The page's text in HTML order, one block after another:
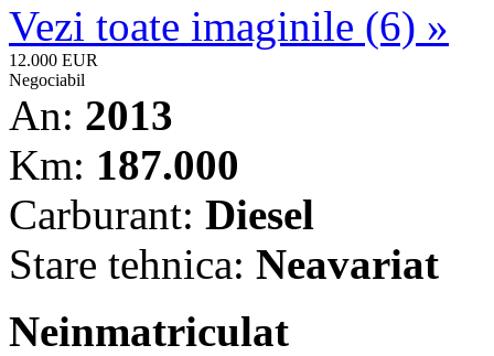
Vezi toate imaginile (6) »
12.000 EUR
Negociabil
An: 2013
Km: 187.000
Carburant: Diesel
Stare tehnica: Neavariat
Neinmatriculat